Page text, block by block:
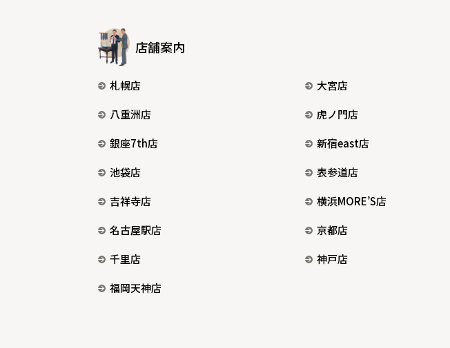
店舗案内
札幌店 大宮店
八重洲店
虎ノ門店
銀座7th店
新宿east店
池袋店
表参道店
吉祥寺店
横浜MORE’S店
名古屋駅店
京都店
千里店
神戸店
福岡天神店